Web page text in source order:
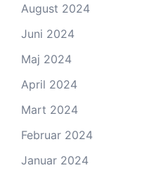
August 2024
Juni 2024
Maj 2024
April 2024
Mart 2024
Februar 2024
Januar 2024